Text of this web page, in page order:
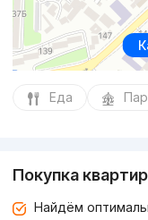
Еда
Покупка
Найдём